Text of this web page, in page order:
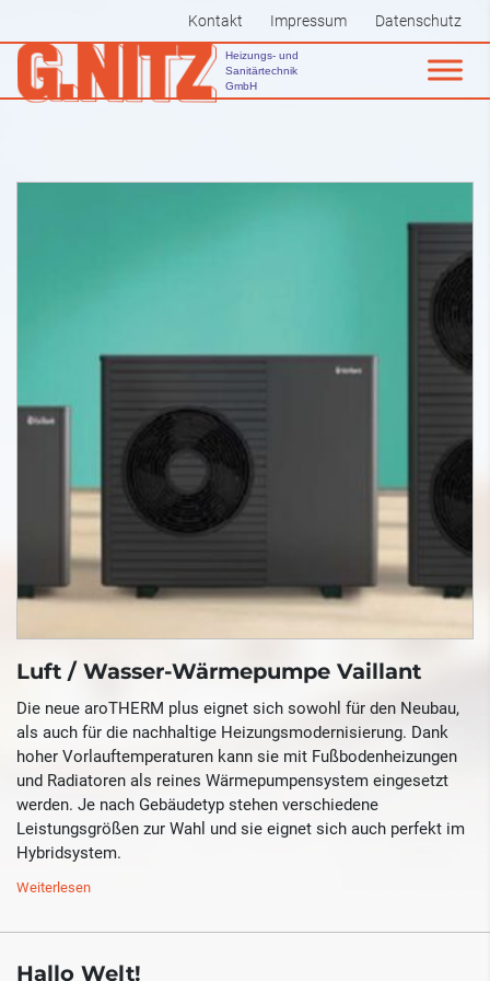
Kontakt Impressum Datenschutz
Heizungs- und
Sanitärtechnik
GmbH
Luft / Wasser-Wärmepumpe Vaillant
Die neue aroTHERM plus eignet sich sowohl für den Neubau,
als auch für die nachhaltige Heizungsmodernisierung. Dank
hoher Vorlauftemperaturen kann sie mit Fußbodenheizungen
und Radiatoren als reines Wärmepumpensystem eingesetzt
werden. Je nach Gebäudetyp stehen verschiedene
Leistungsgrößen zur Wahl und sie eignet sich auch perfekt im
Hybridsystem.
Weiterlesen
Hallo Welt!